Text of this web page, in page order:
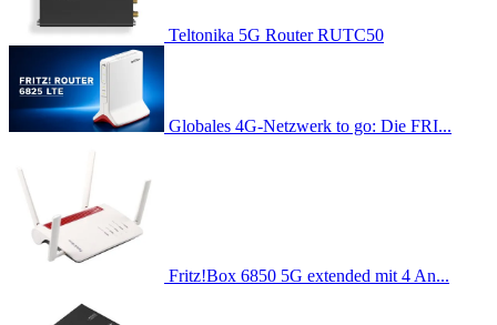
Teltonika 5G Router RUTC50
Globales 4G-Netzwerk to go: Die FRI...
Fritz!Box 6850 5G extended mit 4 An...